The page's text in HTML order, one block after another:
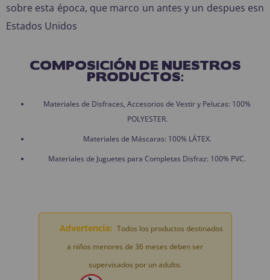
sobre esta época, que marco un antes y un despues esn
Estados Unidos
COMPOSICIÓN DE NUESTROS
PRODUCTOS:
Materiales de Disfraces, Accesorios de Vestir y Pelucas: 100%
POLYESTER.
Materiales de Máscaras: 100% LÁTEX.
Materiales de Juguetes para Completas Disfraz: 100% PVC.
Advertencia: Todos los productos destinados
a niños menores de 36 meses deben ser
supervisados por un adulto.